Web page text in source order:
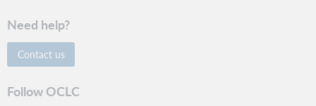
Need help?
Contact us
Follow OCLC